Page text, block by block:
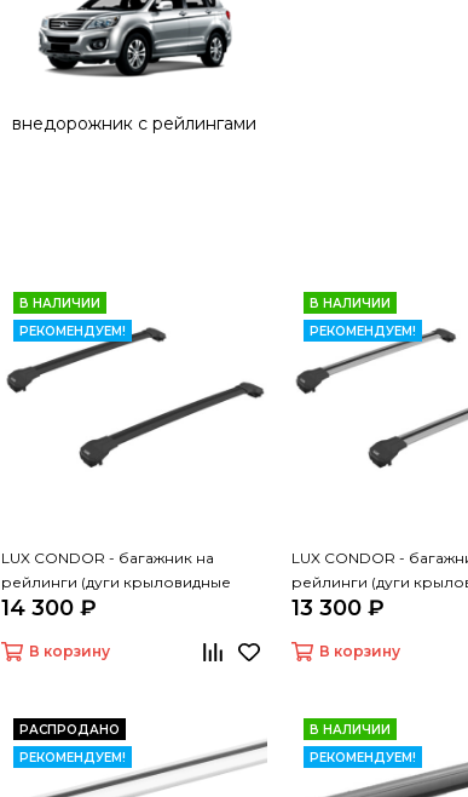
внедорожник с рейлингами
В НАЛИЧИИ
РЕКОМЕНДУЕМ!
LUX CONDOR - багажник на
рейлинги (дуги крыловидные
черные 110 см)
14 300 ₽
В корзину
В НАЛИЧИИ
РЕКОМЕНДУЕМ!
LUX CONDOR -
рейлинги (дуги
серые 110 см)
13 300 ₽
В корзину
РАСПРОДАНО
РЕКОМЕНДУЕМ!
В НАЛИЧИИ
РЕКОМЕНДУЕМ!